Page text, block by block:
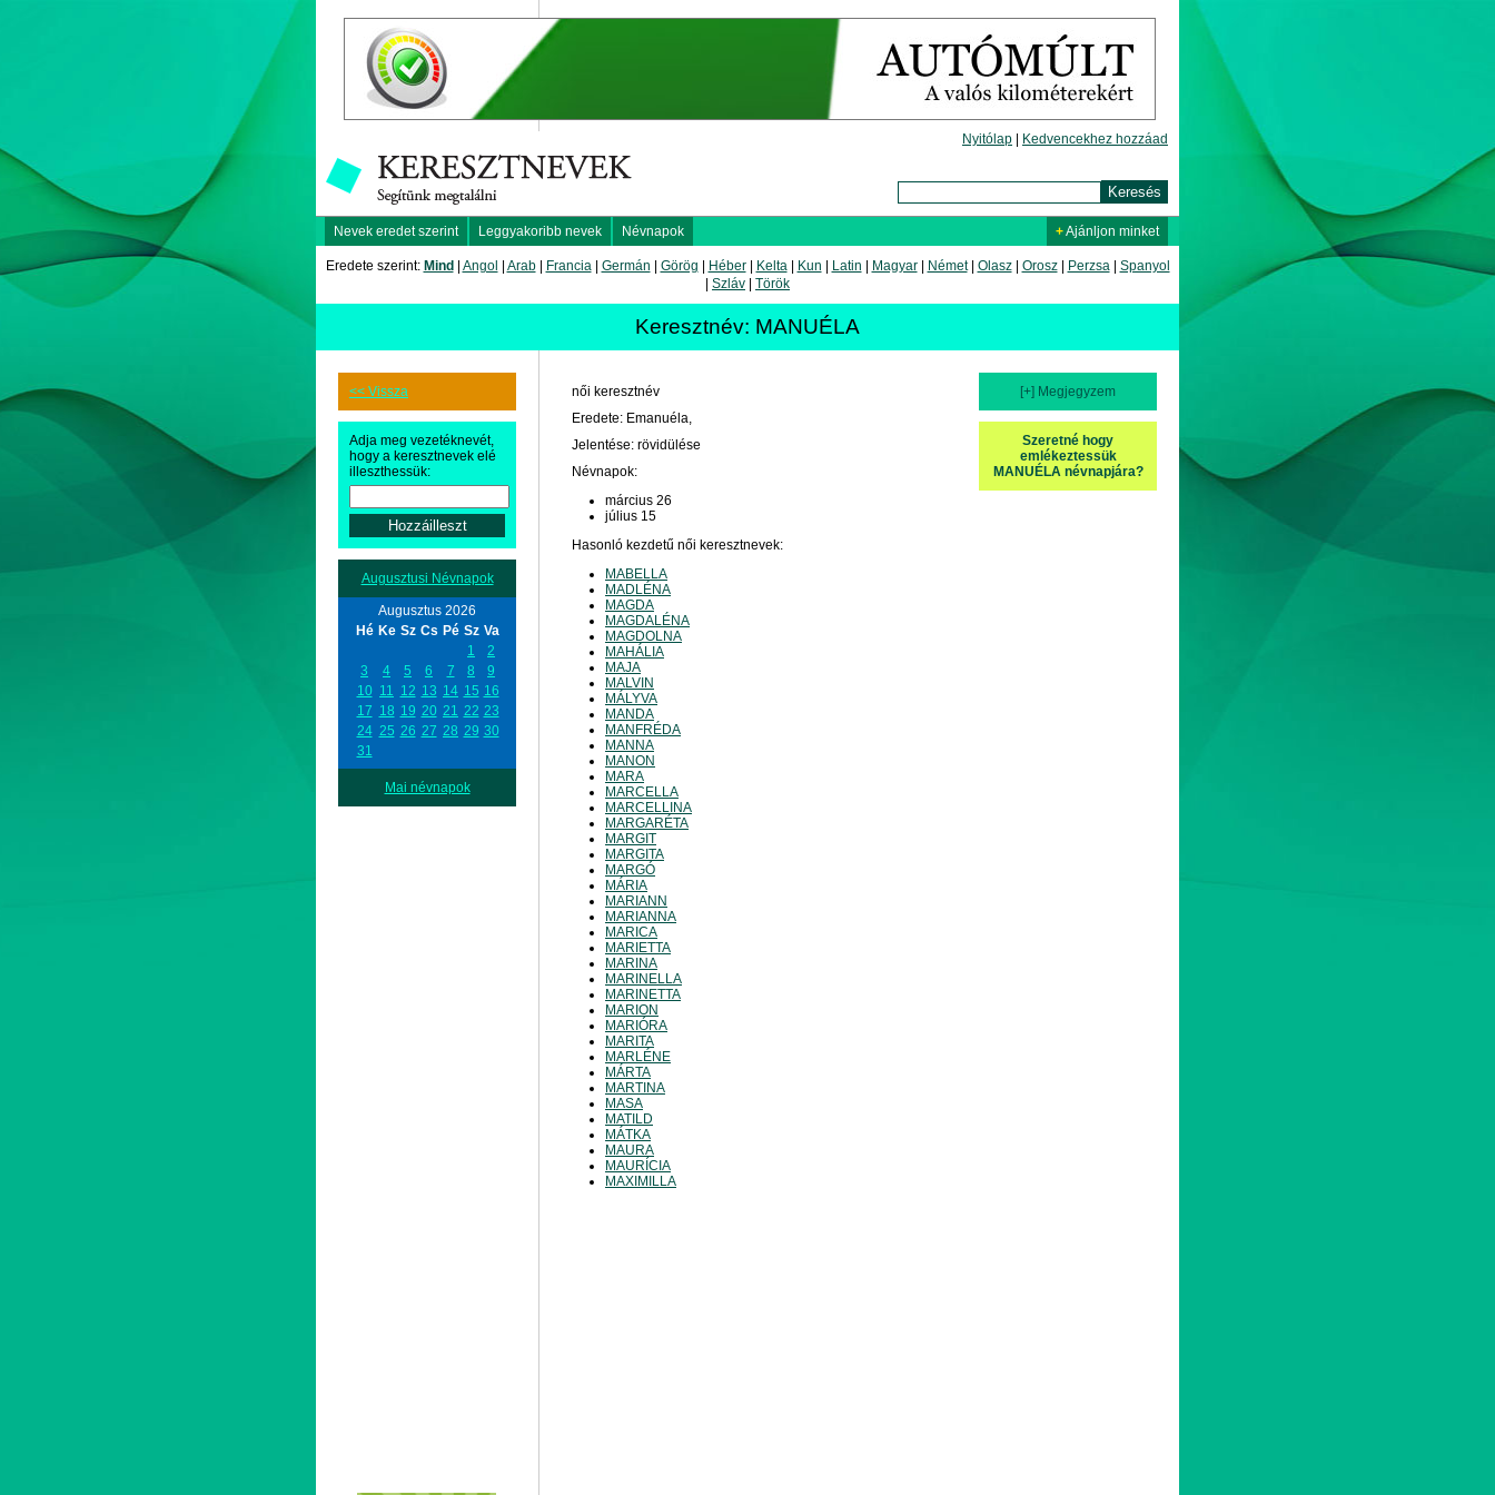
Nyitólap Kedvencekhez hozzáad
Nevek eredet szerint Leggyakoribb nevek Névnapok +Ajánljon minket
Eredete szerint: Mind Angol Arab| Francia| Germán Görög Héber| Kelta| Kun Latin Magyar| Német| Olasz| Orosz| Perzsa| Spanyol
Szláv Török
Keresztnév: MANUÉLA
<< Vissza
Adja meg vezetéknevét,
hogy a keresztnevek elé
illeszthessük:
Augusztusi Névnapok
Augusztus 2026
Hé Ke Sz Cs Pé Sz Va
1
2
3
4 5 6 7 8
9
10 11 12 13 14 15 16
17 18 19 20 21 22 23
24 25 26 27 28 29 30
31
Mai névnapok
[+] Megjegyzem
Szeretné hogy
emlékeztessük
MANUÉLA névnapjára?
női keresztnév
Eredete: Emanuéla,
Jelentése: rövidülése
Névnapok:
március 26
július 15
Hasonló kezdetű női keresztnevek:
MABELLA
MADLÉNA
MAGDA
MAGDALÉNA
MAGDOLNA
MAHÁLIA
MAJA
MALVIN
MÁLYVA
MANDA
MANFRÉDA
MANNA
MANON
MARA
MARCELLA
MARCELLINA
MARGARÉTA
MARGIT
MARGITA
MARGÓ
MÁRIA
MARIANN
MARIANNA
MARICA
MARIETTA
MARINA
MARINELLA
MARINETTA
MARION
MARIÓRA
MARITA
MARLÉNE
MÁRTA
MARTINA
MASA
MATILD
MÁTKA
MAURA
MAURÍCIA
MAXIMILLA